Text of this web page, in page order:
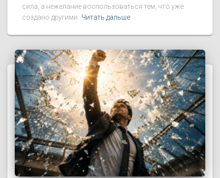
сила, а нежелание воспользоваться тем, что уже
создано другими.
Читать дальше